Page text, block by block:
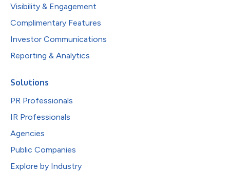
Visibility & Engagement
Complimentary Features
Investor Communications
Reporting & Analytics
Solutions
PR Professionals
IR Professionals
Agencies
Public Companies
Explore by Industry